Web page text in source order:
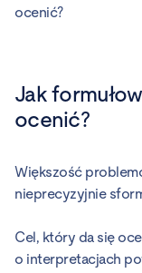
ocenić?
Jak
ocenić?
Większość
nieprecyzyjnie
Cel, który da się
o interpretacjach